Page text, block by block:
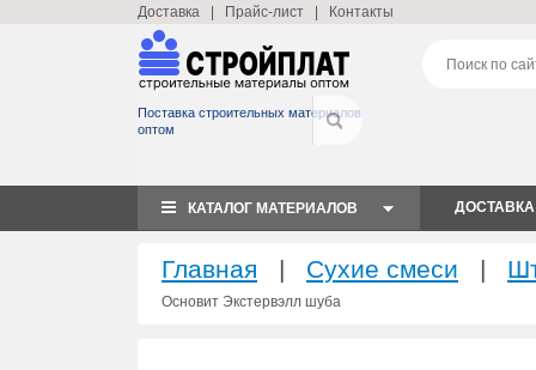
Доставка Прайс-лист Контакты
Поставка строительных материалов
оптом
КАТАЛОГ МАТЕРИАЛОВ ДОСТАВКА
Главная | Сухие смеси |
Основит Экстервэлл шуба